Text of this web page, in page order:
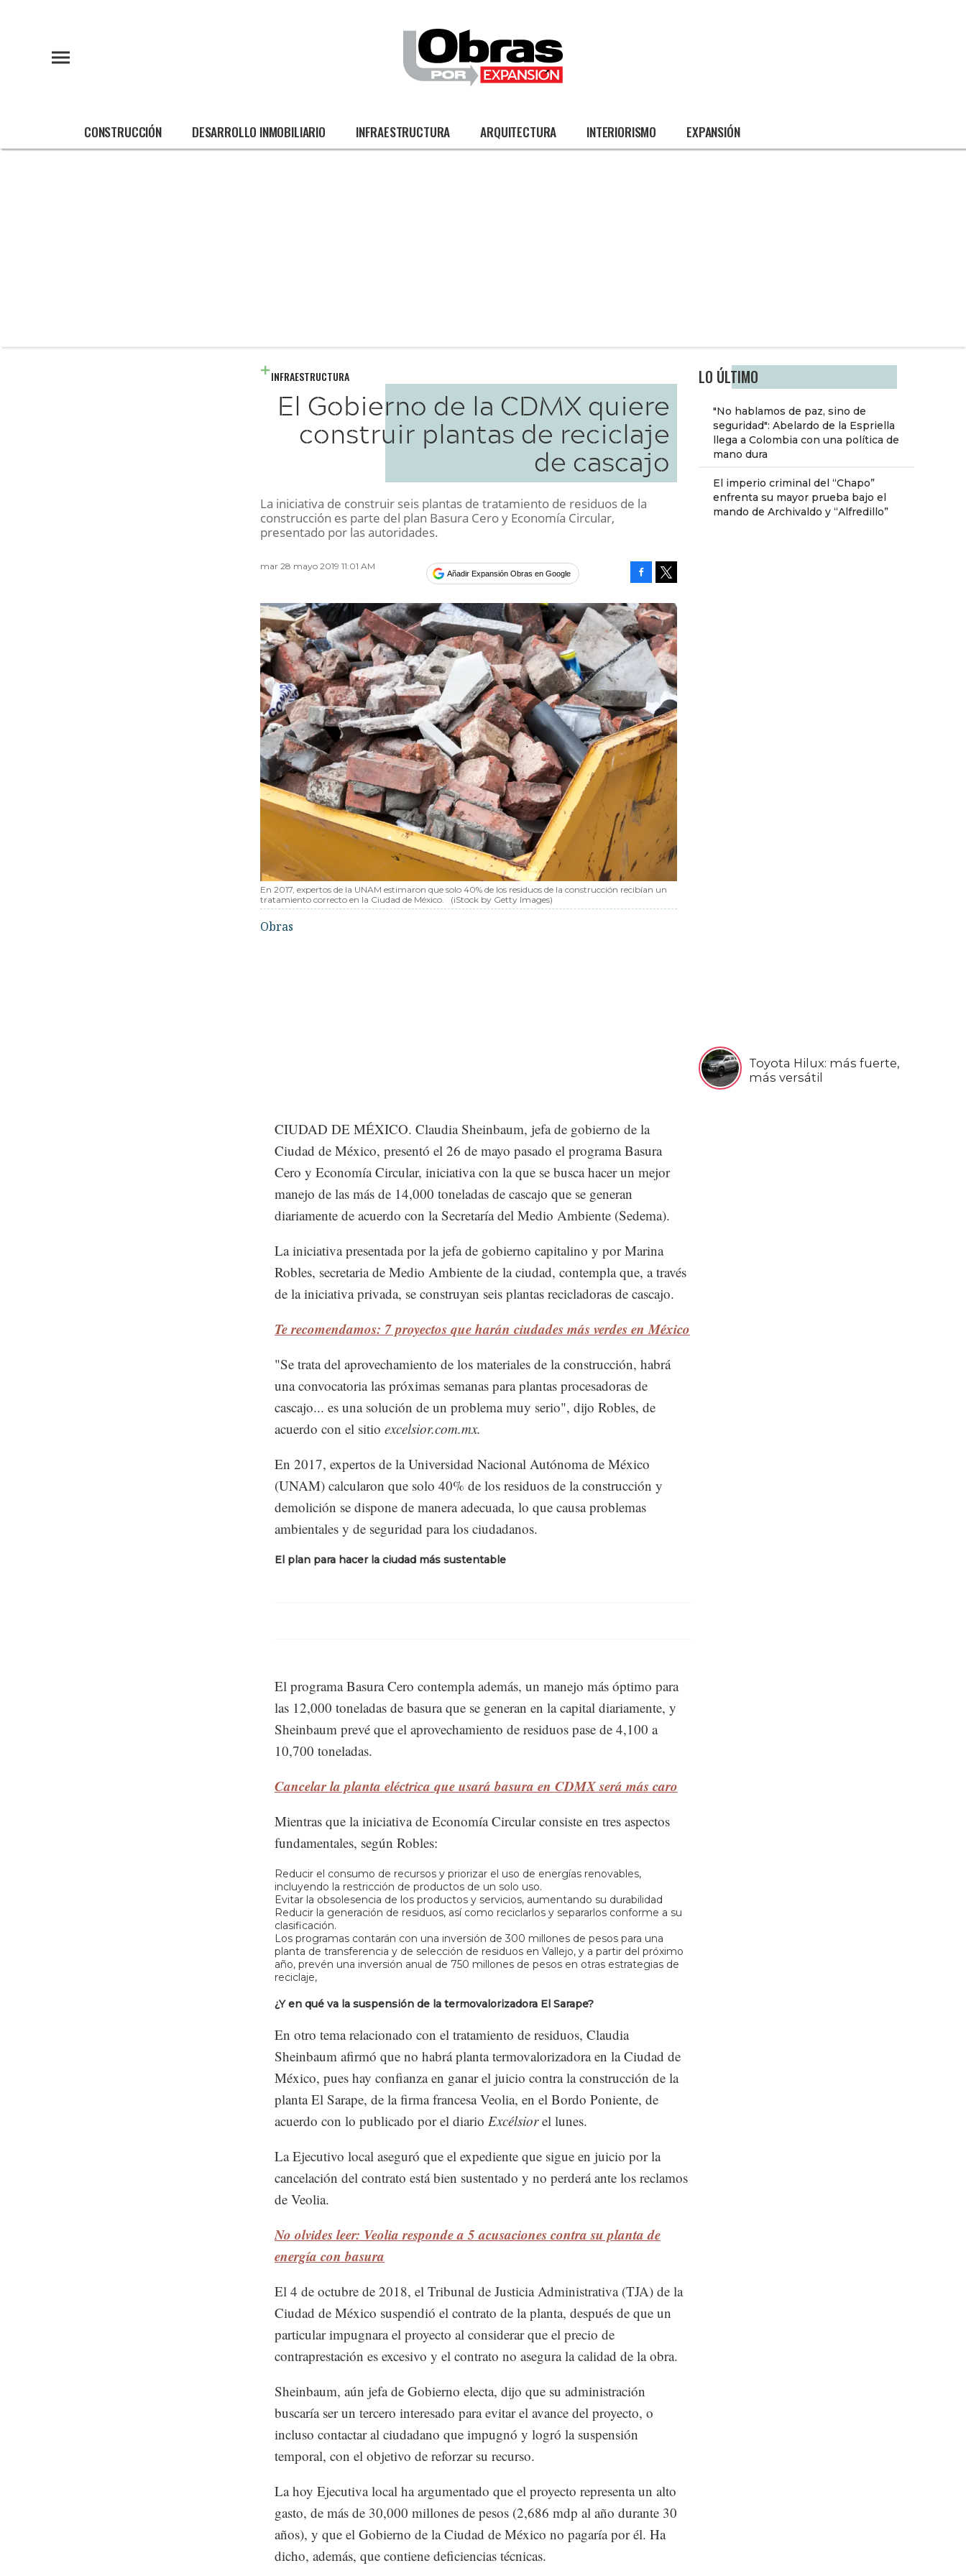
CONSTRUCCIÓN DESARROLLO INMOBILIARIO INFRAESTRUCTURA ARQUITECTURA INTERIORISMO EXPANSIÓN
LO ÚLTIMO
"No hablamos de paz, sino de
seguridad": Abelardo de la Espriella
llega a Colombia con una política de
mano dura
El imperio criminal del “Chapo”
enfrenta su mayor prueba bajo el
mando de Archivaldo y “Alfredillo”
Toyota Hilux: más fuerte,
más versátil
INFRAESTRUCTURA
El Gobierno de la CDMX quiere
construir plantas de reciclaje
de cascajo
La iniciativa de construir seis plantas de tratamiento de residuos de la
construcción es parte del plan Basura Cero y Economía Circular,
presentado por las autoridades.
mar 28 mayo 2019 11:01 AM
Añadir Expansión Obras en Google
En 2017, expertos de la UNAM estimaron que solo 40% de los residuos de la construcción recibían un
tratamiento correcto en la Ciudad de México.
(iStock by Getty Images)
Obras
CIUDAD DE MÉXICO. Claudia Sheinbaum, jefa de gobierno de la
Ciudad de México, presentó el 26 de mayo pasado el programa Basura
Cero y Economía Circular, iniciativa con la que se busca hacer un mejor
manejo de las más de 14,000 toneladas de cascajo que se generan
diariamente de acuerdo con la Secretaría del Medio Ambiente (Sedema).
La iniciativa presentada por la jefa de gobierno capitalino y por Marina
Robles, secretaria de Medio Ambiente de la ciudad, contempla que, a través
de la iniciativa privada, se construyan seis plantas recicladoras de cascajo.
Te recomendamos: 7 proyectos que harán ciudades más verdes en México
"Se trata del aprovechamiento de los materiales de la construcción, habrá
una convocatoria las próximas semanas para plantas procesadoras de
cascajo... es una solución de un problema muy serio", dijo Robles, de
acuerdo con el sitio excelsior.com.mx.
En 2017, expertos de la Universidad Nacional Autónoma de México
(UNAM) calcularon que solo 40% de los residuos de la construcción y
demolición se dispone de manera adecuada, lo que causa problemas
ambientales y de seguridad para los ciudadanos.
El plan para hacer la ciudad más sustentable
El programa Basura Cero contempla además, un manejo más óptimo para
las 12,000 toneladas de basura que se generan en la capital diariamente, y
Sheinbaum prevé que el aprovechamiento de residuos pase de 4,100 a
10,700 toneladas.
Cancelar la planta eléctrica que usará basura en CDMX será más caro
Mientras que la iniciativa de Economía Circular consiste en tres aspectos
fundamentales, según Robles:
Reducir el consumo de recursos y priorizar el uso de energías renovables,
incluyendo la restricción de productos de un solo uso.
Evitar la obsolesencia de los productos y servicios, aumentando su durabilidad
Reducir la generación de residuos, así como reciclarlos y separarlos conforme a su
clasificación.
Los programas contarán con una inversión de 300 millones de pesos para una
planta de transferencia y de selección de residuos en Vallejo, y a partir del próximo
año, prevén una inversión anual de 750 millones de pesos en otras estrategias de
reciclaje,
¿Y en qué va la suspensión de la termovalorizadora El Sarape?
En otro tema relacionado con el tratamiento de residuos, Claudia
Sheinbaum afirmó que no habrá planta termovalorizadora en la Ciudad de
México, pues hay confianza en ganar el juicio contra la construcción de la
planta El Sarape, de la firma francesa Veolia, en el Bordo Poniente, de
acuerdo con lo publicado por el diario Excélsiorel lunes.
La Ejecutivo local aseguró que el expediente que sigue en juicio por la
cancelación del contrato está bien sustentado y no perderá ante los reclamos
de Veolia.
No olvides leer: Veolia responde a 5 acusaciones contra su planta de
energía con basura
El 4 de octubre de 2018, el Tribunal de Justicia Administrativa (TJA) de la
Ciudad de México suspendió el contrato de la planta, después de que un
particular impugnara el proyecto al considerar que el precio de
contraprestación es excesivo y el contrato no asegura la calidad de la obra.
Sheinbaum, aún jefa de Gobierno electa, dijo que su administración
buscaría ser un tercero interesado para evitar el avance del proyecto, o
incluso contactar al ciudadano que impugnó y logró la suspensión
temporal, con el objetivo de reforzar su recurso.
La hoy Ejecutiva local ha argumentado que el proyecto representa un alto
gasto, de más de 30,000 millones de pesos (2,686 mdp al año durante 30
años), y que el Gobierno de la Ciudad de México no pagaría por él. Ha
dicho, además, que contiene deficiencias técnicas.